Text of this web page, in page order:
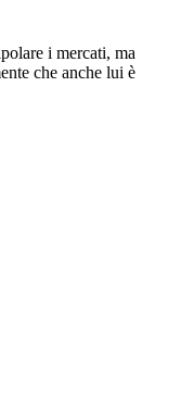
i mercati, ma
che anche lui è